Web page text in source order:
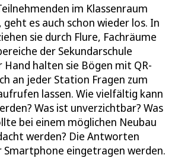
im Klassenraum
es auch schon wieder los. In
sie durch Flure, Fachräume
der Sekundarschule
Hand halten sie Bögen mit QR-
an jeder Station Fragen zum
lassen. Wie vielfältig kann
Was ist unverzichtbar? Was
bei einem möglichen Neubau
werden? Die Antworten
eingetragen werden.